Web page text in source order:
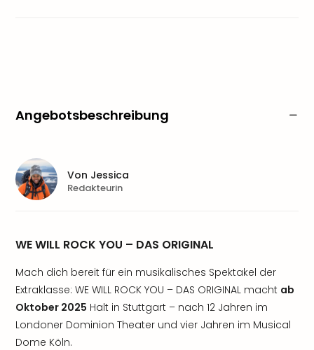
Angebotsbeschreibung
WE WILL ROCK YOU – DAS ORIGINAL
Mach dich bereit für ein musikalisches Spektakel der
Extraklasse: WE WILL ROCK YOU – DAS ORIGINAL macht ab
Oktober 2025 Halt in Stuttgart – nach 12 Jahren im
Londoner Dominion Theater und vier Jahren im Musical
Dome Köln.
Von Jessica
Redakteurin